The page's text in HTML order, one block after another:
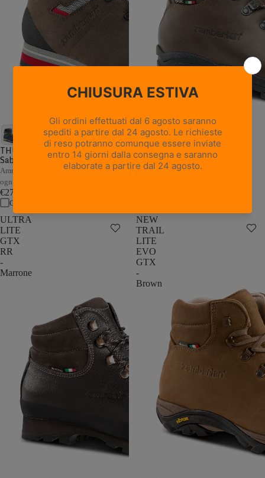
THUNDER GTX - Marrone /
Sabbia
Ammortizzazione e stabilità adattive a
ogni passo
€279,00
Confronta
18 recensioni
NEW TRAIL LITE GTX -
Marrone Nocciola
Pelle pieno fiore con trattamento
Hydrobloc®
ULTRA
LITE
GTX
RR
-
Marrone
NEW
TRAIL
LITE
EVO
GTX
-
Brown